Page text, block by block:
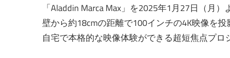
「Aladdin Marca Max」を2025年1月27日（月
壁から約18cmの距離で100インチの4K映像を投
自宅で本格的な映像体験ができる超短焦点プロ